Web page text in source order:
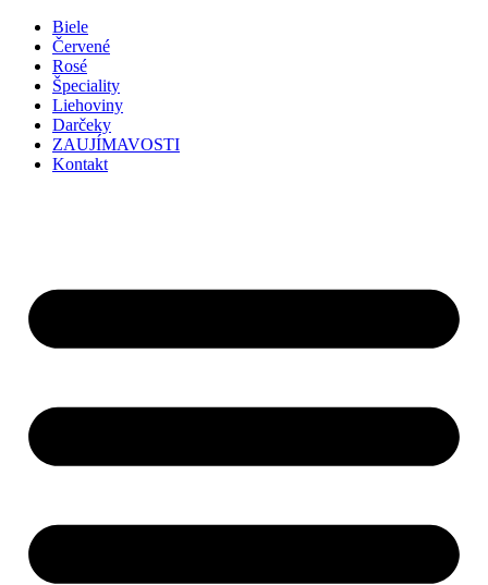
Preskočiť
obsah
Biele
Červené
Rosé
Špeciality
Liehoviny
Darčeky
ZAUJÍMAVOSTI
Kontakt